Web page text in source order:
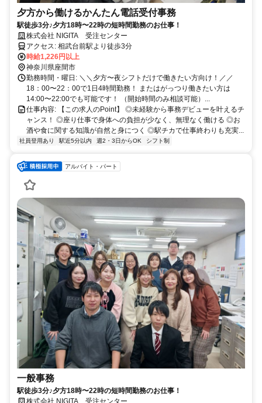
夕方から働けるかんたん電話受付事務
駅徒歩3分♪夕方18時〜22時の短時間勤務のお仕事！
株式会社 NIGITA 受注センター
アクセス: 相武台前駅より徒歩3分
時給1,226円以上
神奈川県座間市
勤務時間・曜日: ＼＼夕方〜夜シフトだけで働きたい方向け！／／
18：00〜22：00で1日4時間勤務！ またはがっつり働きたい方は
14:00〜22:00でも可能です！ （開始時間のみ相談可能）...
仕事内容: 【この求人のPoint】 ◎未経験から事務デビューを叶えるチ
ャンス！ ◎座り仕事で身体への負担が少なく、無理なく働ける ◎お
酒や食に関する知識が自然と身につく ◎駅チカで仕事終わりも充実...
社員登用あり 駅近5分以内 週2・3日からOK シフト制
アルバイト・パート
一般事務
駅徒歩3分♪夕方18時〜22時の短時間勤務のお仕事！
株式会社 NIGITA 受注センター